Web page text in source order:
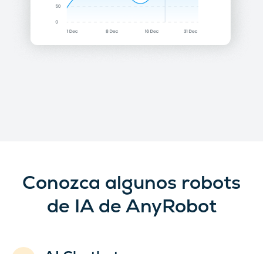
Conozca algunos robots
de IA de AnyRobot